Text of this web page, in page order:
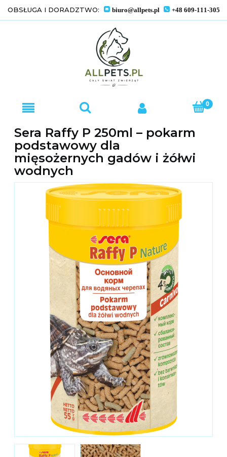
OBSŁUGA I DORADZTWO: biuro@allpets.pl +48 609-111-305
Sera Raffy P 250ml – pokarm
podstawowy dla
mięsożernych gadów i żółwi
wodnych